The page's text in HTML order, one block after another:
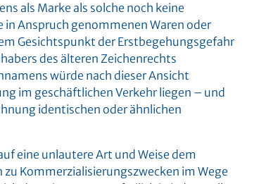
als Marke als solche noch keine
Anspruch genommenen Waren oder
Gesichtspunkt der Erstbegehungsgefahr
des älteren Zeichenrechts
würde nach dieser Ansicht
im geschäftlichen Verkehr liegen – und
identischen oder ähnlichen
eine unlautere Art und Weise dem
Kommerzialisierungszwecken im Wege